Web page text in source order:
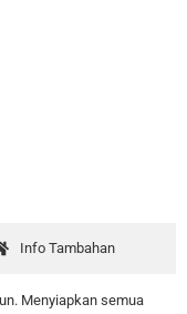
Info Tambahan
Menyiapkan semua